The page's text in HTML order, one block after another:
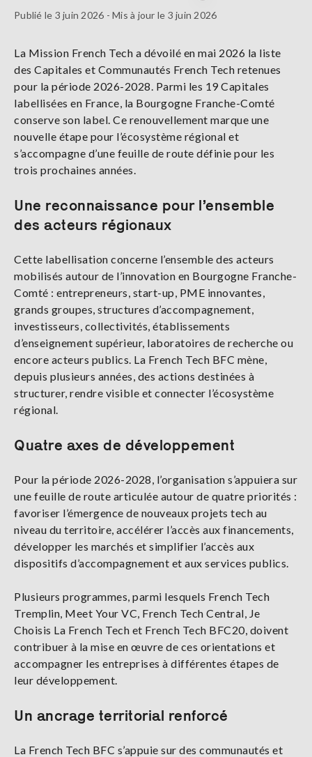
Publié le 3 juin 2026 - Mis à jour le 3 juin 2026
La Mission French Tech a dévoilé en mai 2026 la liste
des Capitales et Communautés French Tech retenues
pour la période 2026-2028. Parmi les 19 Capitales
labellisées en France, la Bourgogne Franche-Comté
conserve son label. Ce renouvellement marque une
nouvelle étape pour l’écosystème régional et
s’accompagne d’une feuille de route définie pour les
trois prochaines années.
Une reconnaissance pour l’ensemble
des acteurs régionaux
Cette labellisation concerne l’ensemble des acteurs
mobilisés autour de l’innovation en Bourgogne Franche-
Comté : entrepreneurs, start-up, PME innovantes,
grands groupes, structures d’accompagnement,
investisseurs, collectivités, établissements
d’enseignement supérieur, laboratoires de recherche ou
encore acteurs publics. La French Tech BFC mène,
depuis plusieurs années, des actions destinées à
structurer, rendre visible et connecter l’écosystème
régional.
Quatre axes de développement
Pour la période 2026-2028, l’organisation s’appuiera sur
une feuille de route articulée autour de quatre priorités :
favoriser l’émergence de nouveaux projets tech au
niveau du territoire, accélérer l’accès aux financements,
développer les marchés et simplifier l’accès aux
dispositifs d’accompagnement et aux services publics.
Plusieurs programmes, parmi lesquels French Tech
Tremplin, Meet Your VC, French Tech Central, Je
Choisis La French Tech et French Tech BFC20, doivent
contribuer à la mise en œuvre de ces orientations et
accompagner les entreprises à différentes étapes de
leur développement.
Un ancrage territorial renforcé
La French Tech BFC s’appuie sur des communautés et